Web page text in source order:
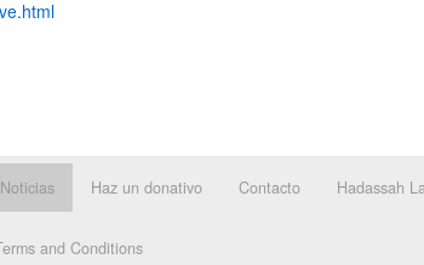
Noticias Haz un donativo Contacto Hadassah
and Conditions